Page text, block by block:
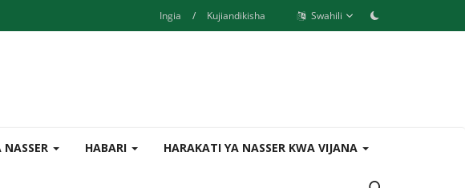
Ingia / Kujiandikisha Swahili
HABARI HARAKATI YA NASSER KWA VIJANA